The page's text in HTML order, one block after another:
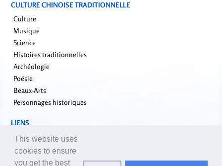
CULTURE CHINOISE TRADITIONNELLE
Culture
Musique
Science
Histoires traditionnelles
Archéologie
Poésie
Beaux-Arts
Personnages historiques
LIENS
falundafa.org
faluninfo.net
minghui.org
This website uses
cookies to ensure
you get the best